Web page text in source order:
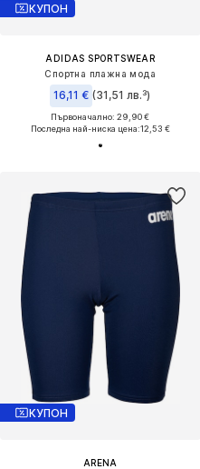
КУПОН
ADIDAS SPORTSWEAR
Спортна плажна мода
16,11 € (31,51 лв.³)
Първоначално: 29,90 €
Последна най-ниска цена:12,53 €
КУПОН
ARENA